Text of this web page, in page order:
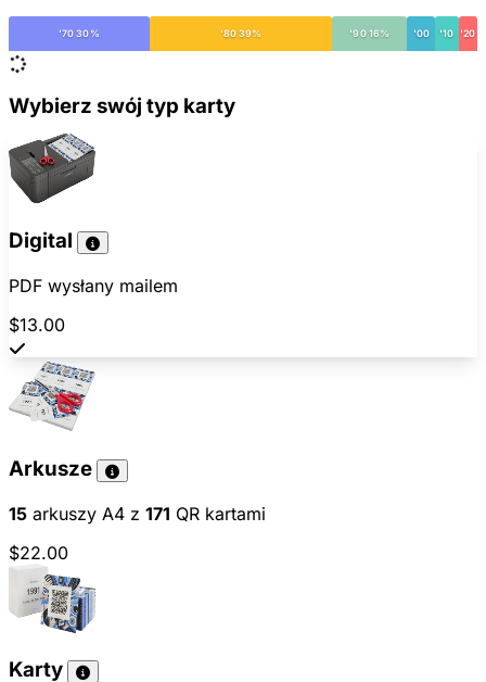
'70 30% '80 39% '90 16% '00 '10 '20
Wybierz swój typ karty
Digital
PDF wysłany mailem
$13.00
Arkusze
15 arkuszy A4 z 171 QR kartami
$22.00
Karty